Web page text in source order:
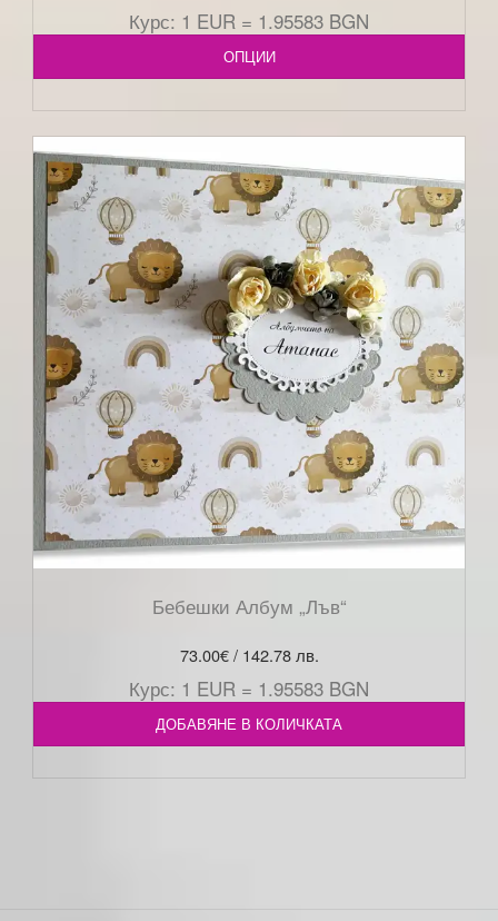
Курс: 1 EUR = 1.95583 BGN
ОПЦИИ
Бебешки Албум „Лъв“
73.00€/ 142.78 лв.
Курс: 1 EUR = 1.95583 BGN
ДОБАВЯНЕ В КОЛИЧКАТА